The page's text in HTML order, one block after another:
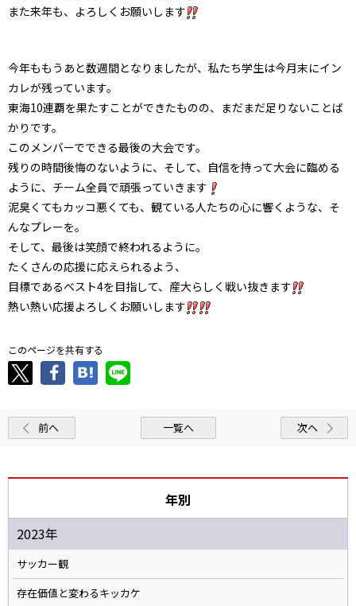
また来年も、よろしくお願いします
今年ももうあと数週間となりましたが、私たち学生は今月末にイン
カレが残っています。
東海10連覇を果たすことができたものの、まだまだ足りないことば
かりです。
このメンバーでできる最後の大会です。
残りの時間後悔のないように、そして、自信を持って大会に臨める
ように、チーム全員で頑張っていきます
泥臭くてもカッコ悪くても、観ている人たちの心に響くような、そ
んなプレーを。
そして、最後は笑顔で終われるように。
たくさんの応援に応えられるよう、
目標であるベスト4を目指して、産大らしく戦い抜きます
熱い熱い応援よろしくお願いします
このページを共有する
前へ 一覧へ 次へ
年別
2023年
サッカー観
存在価値と変わるキッカケ